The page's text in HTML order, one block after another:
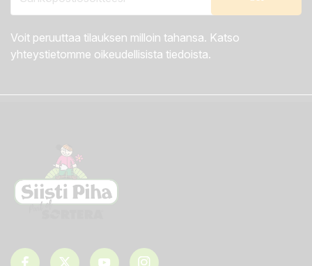
Voit peruuttaa tilauksen milloin tahansa. Katso
yhteystietomme oikeudellisista tiedoista.